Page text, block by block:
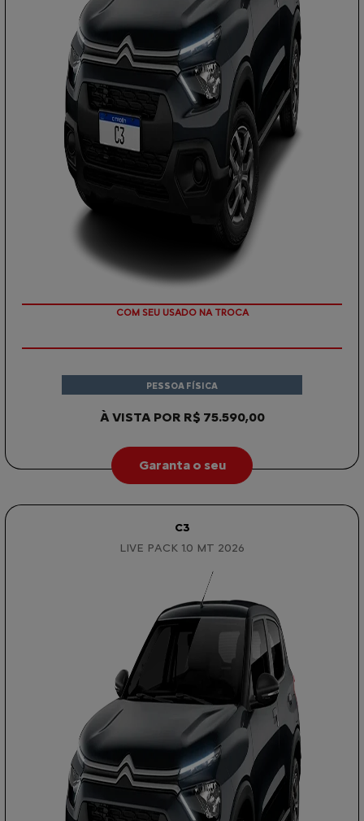
COM SEU USADO NA TROCA
À VISTA POR R$ 75.590,00
PESSOA FÍSICA
Garanta o seu
C3
LIVE PACK 1.0 MT 2026